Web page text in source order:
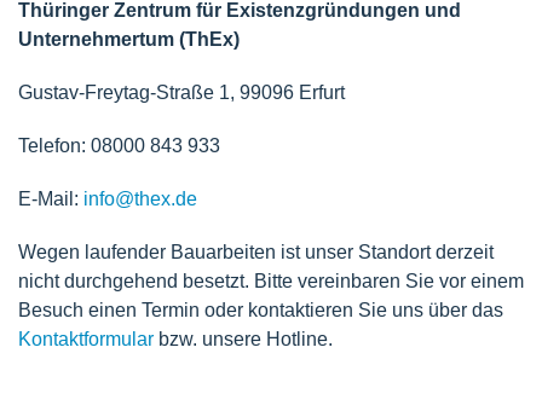
Thüringer Zentrum für Existenzgründungen und
Unternehmertum (ThEx)
Gustav-Freytag-Straße 1, 99096 Erfurt
Telefon: 08000 843 933
E-Mail: info@thex.de
Wegen laufender Bauarbeiten ist unser Standort derzeit
nicht durchgehend besetzt. Bitte vereinbaren Sie vor einem
Besuch einen Termin oder kontaktieren Sie uns über das
Kontaktformular bzw. unsere Hotline.